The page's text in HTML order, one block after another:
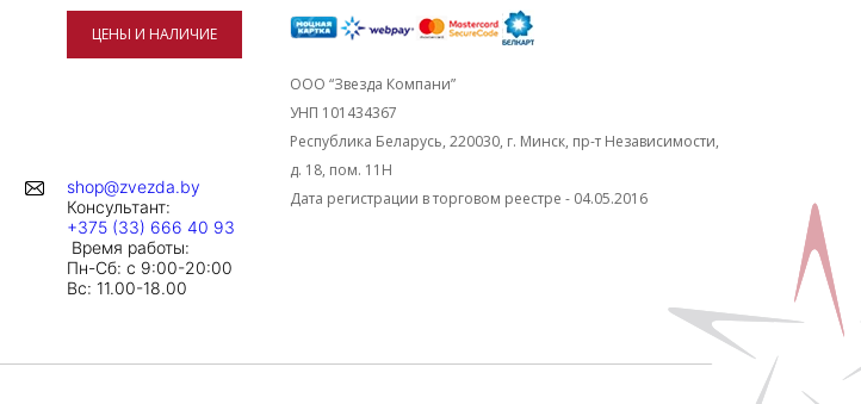
ЦЕНЫ И НАЛИЧИЕ
shop@zvezda.by
Консультант:
+375 (33) 666 40 93
Время работы:
Пн-Сб: с 9:00-20:00
Вc: 11.00-18.00
ООО “Звезда Компани”
УНП 101434367
Республика Беларусь, 220030, г. Минск, пр-т Независимости,
д. 18, пом. 11Н
Дата регистрации в торговом реестре - 04.05.2016